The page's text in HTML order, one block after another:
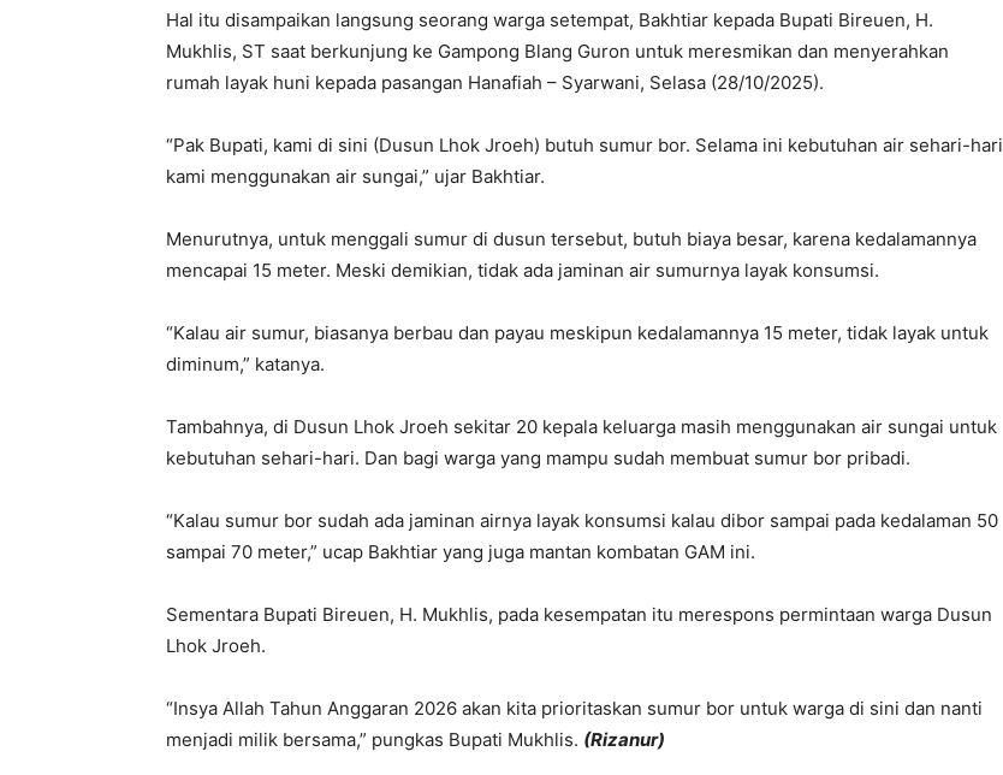
Hal itu disampaikan langsung seorang warga setempat, Bakhtiar kepada Bupati Bireuen, H.
Mukhlis, ST saat berkunjung ke Gampong Blang Guron untuk meresmikan dan menyerahkan
rumah layak huni kepada pasangan Hanafiah – Syarwani, Selasa (28/10/2025).
“Pak Bupati, kami di sini (Dusun Lhok Jroeh) butuh sumur bor. Selama ini kebutuhan air sehari-hari
kami menggunakan air sungai,” ujar Bakhtiar.
Menurutnya, untuk menggali sumur di dusun tersebut, butuh biaya besar, karena kedalamannya
mencapai 15 meter. Meski demikian, tidak ada jaminan air sumurnya layak konsumsi.
“Kalau air sumur, biasanya berbau dan payau meskipun kedalamannya 15 meter, tidak layak untuk
diminum,” katanya.
Tambahnya, di Dusun Lhok Jroeh sekitar 20 kepala keluarga masih menggunakan air sungai untuk
kebutuhan sehari-hari. Dan bagi warga yang mampu sudah membuat sumur bor pribadi.
“Kalau sumur bor sudah ada jaminan airnya layak konsumsi kalau dibor sampai pada kedalaman 50
sampai 70 meter,” ucap Bakhtiar yang juga mantan kombatan GAM ini.
Sementara Bupati Bireuen, H. Mukhlis, pada kesempatan itu merespons permintaan warga Dusun
Lhok Jroeh.
“Insya Allah Tahun Anggaran 2026 akan kita prioritaskan sumur bor untuk warga di sini dan nanti
menjadi milik bersama,” pungkas Bupati Mukhlis. (Rizanur)